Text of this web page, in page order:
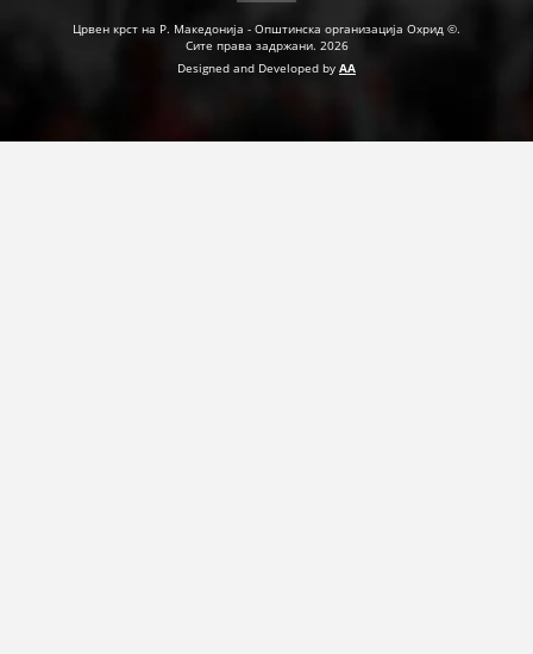
Црвен крст на Р. Македонија - Општинска организација Охрид ©.
Сите права задржани. 2026
Designed and Developed by AA